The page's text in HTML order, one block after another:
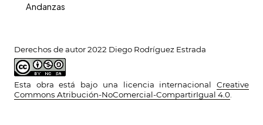
Derechos de autor 2022 Diego Rodríguez Estrada
Esta obra está bajo una licencia internacional Creative
Commons Atribución-NoComercial-CompartirIgual 4.0
Andanzas